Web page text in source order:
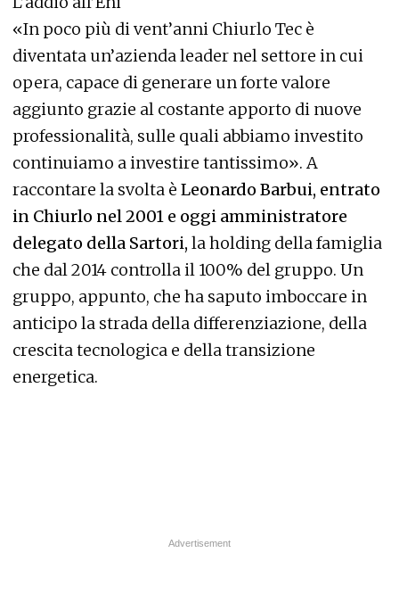
«In poco più di vent’anni Chiurlo Tec è
diventata un’azienda leader nel settore in cui
opera, capace di generare un forte valore
aggiunto grazie al costante apporto di nuove
professionalità, sulle quali abbiamo investito
continuiamo a investire tantissimo». A
raccontare la svolta è Leonardo Barbui, entrato
in Chiurlo nel 2001 e oggi amministratore
delegato della Sartori, la holding della famiglia
che dal 2014 controlla il 100% del gruppo. Un
gruppo, appunto, che ha saputo imboccare in
anticipo la strada della differenziazione, della
crescita tecnologica e della transizione
energetica.